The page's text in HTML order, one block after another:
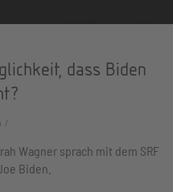
dass Biden
Wagner sprach mit dem SRF
Biden.